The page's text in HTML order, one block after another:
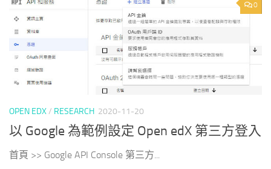
0
OPEN EDX/ RESEARCH 2020-11-20
以 Google 為範例設定 Open edX 第三方登入
首頁 >> Google API Console 第三方...